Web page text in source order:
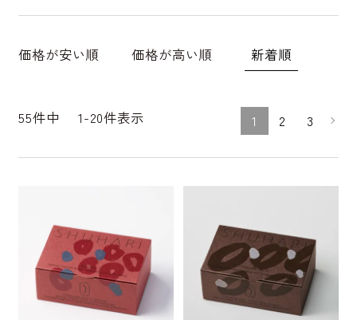
価格が安い順 価格が高い順 新着順
55件中 1-20件表示 1 2 3